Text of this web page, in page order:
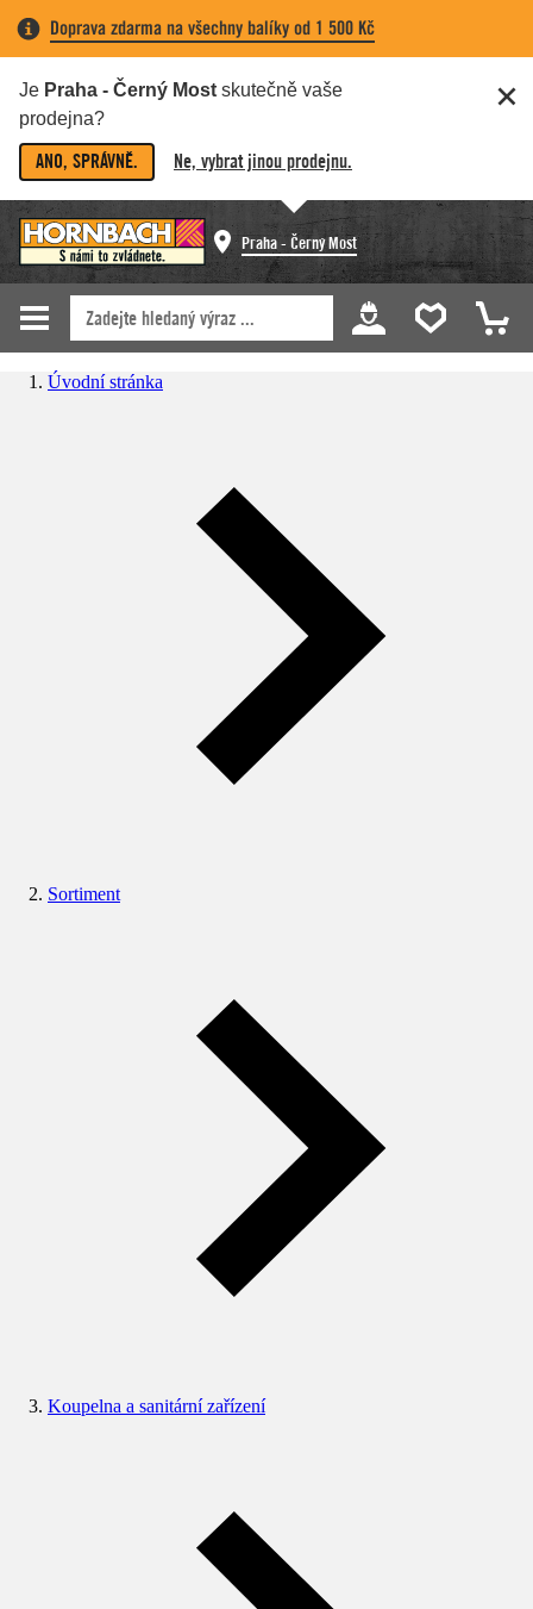
Doprava zdarma na všechny balíky od 1 500 Kč
Je Praha - Černý Most skutečně vaše
prodejna?
ANO, SPRÁVNĚ. Ne, vybrat jinou prodejnu.
Praha - Černý Most
Úvodní stránka
Sortiment
Koupelna a sanitární zařízení